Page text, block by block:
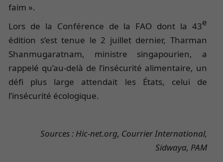
faim ».
Lors de la Conférence de la FAO dont la 43e
édition s’est tenue le 2 juillet dernier, Tharman
Shanmugaratnam, ministre singapourien, a
rappelé qu’au-delà de l’insécurité alimentaire, un
défi plus large attendait les États, celui de
l’insécurité écologique.
Sources : Hic-net.org, Courrier International,
Sidwaya, PAM